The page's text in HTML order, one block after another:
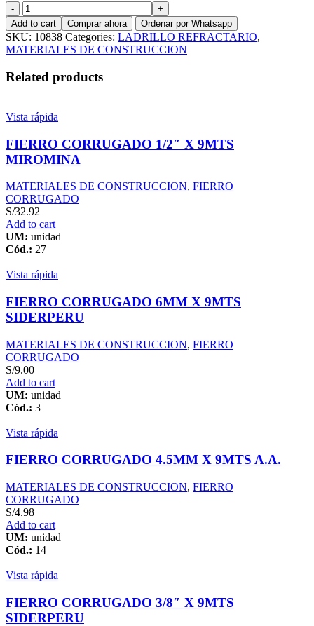
LADRILLO
REFRACTARIO
ARCO
2
-
9"
X
X
3/4"
(22.8X11.4X4.4CM)
Add to cart Comprar ahora Ordenar por Whatsapp
SKU: 10838 Categories: LADRILLO REFRACTARIO,
MATERIALES DE CONSTRUCCION
Related products
Vista rápida
FIERRO CORRUGADO 1/2″ X 9MTS
MIROMINA
MATERIALES DE CONSTRUCCION, FIERRO
CORRUGADO
S/32.92
Add to cart
UM: unidad
Cód.: 27
Vista rápida
FIERRO CORRUGADO 6MM X 9MTS
SIDERPERU
MATERIALES DE CONSTRUCCION, FIERRO
CORRUGADO
S/9.00
Add to cart
UM: unidad
Cód.: 3
Vista rápida
FIERRO CORRUGADO 4.5MM X 9MTS A.A.
MATERIALES DE CONSTRUCCION, FIERRO
CORRUGADO
S/4.98
Add to cart
UM: unidad
Cód.: 14
Vista rápida
FIERRO CORRUGADO 3/8″ X 9MTS
SIDERPERU